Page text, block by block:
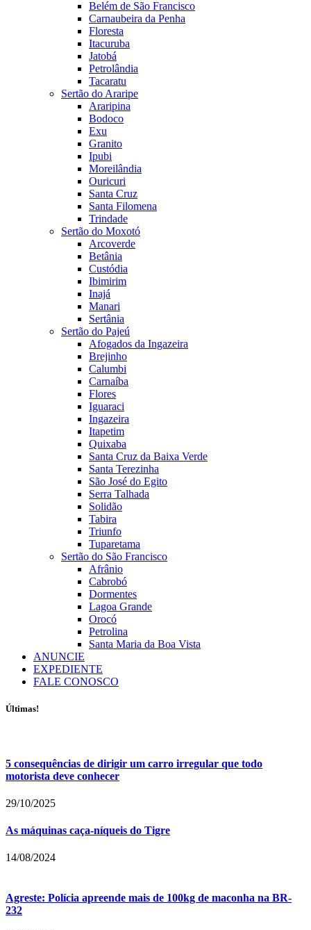
Belém de São Francisco
Carnaubeira da Penha
Floresta
Itacuruba
Jatobá
Petrolândia
Tacaratu
Sertão do Araripe
Araripina
Bodoco
Exu
Granito
Ipubi
Moreilândia
Ouricuri
Santa Cruz
Santa Filomena
Trindade
Sertão do Moxotó
Arcoverde
Betânia
Custódia
Ibimirim
Inajá
Manari
Sertânia
Sertão do Pajeú
Afogados da Ingazeira
Brejinho
Calumbi
Carnaíba
Flores
Iguaraci
Ingazeira
Itapetim
Quixaba
Santa Cruz da Baixa Verde
Santa Terezinha
São José do Egito
Serra Talhada
Solidão
Tabira
Triunfo
Tuparetama
Sertão do São Francisco
Afrânio
Cabrobó
Dormentes
Lagoa Grande
Orocó
Petrolina
Santa Maria da Boa Vista
ANUNCIE
EXPEDIENTE
FALE CONOSCO
Últimas!
5 consequências de dirigir um carro irregular que todo
motorista deve conhecer
29/10/2025
As máquinas caça-níqueis do Tigre
14/08/2024
Agreste: Polícia apreende mais de 100kg de maconha na BR-
232